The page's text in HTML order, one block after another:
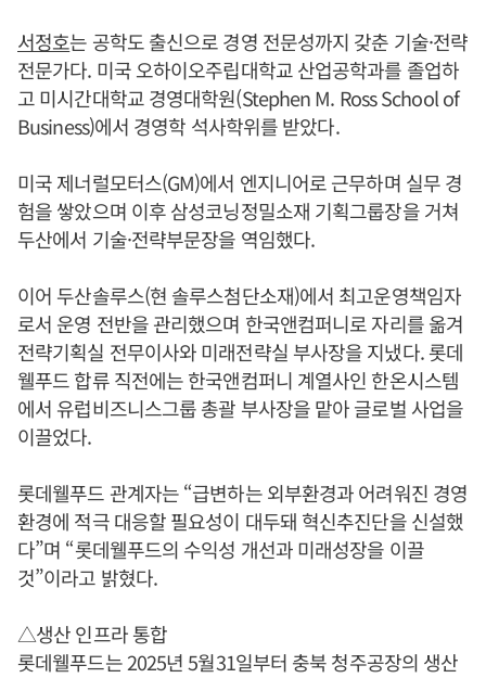
서정호는 공학도 출신으로 경영 전문성까지 갖춘 기술·전략
전문가다. 미국 오하이오주립대학교 산업공학과를 졸업하
고 미시간대학교 경영대학원(Stephen M. Ross School of
Business)에서 경영학 석사학위를 받았다.
미국 제너럴모터스(GM)에서 엔지니어로 근무하며 실무 경
험을 쌓았으며 이후 삼성코닝정밀소재 기획그룹장을 거쳐
두산에서 기술·전략부문장을 역임했다.
이어 두산솔루스(현 솔루스첨단소재)에서 최고운영책임자
로서 운영 전반을 관리했으며 한국앤컴퍼니로 자리를 옮겨
전략기획실 전무이사와 미래전략실 부사장을 지냈다. 롯데
웰푸드 합류 직전에는 한국앤컴퍼니 계열사인 한온시스템
에서 유럽비즈니스그룹 총괄 부사장을 맡아 글로벌 사업을
이끌었다.
롯데웰푸드 관계자는 “급변하는 외부환경과 어려워진 경영
환경에 적극 대응할 필요성이 대두돼 혁신추진단을 신설했
다”며 “롯데웰푸드의 수익성 개선과 미래성장을 이끌
것”이라고 밝혔다.
△생산 인프라 통합
롯데웰푸드는 2025년 5월31일부터 충북 청주공장의 생산